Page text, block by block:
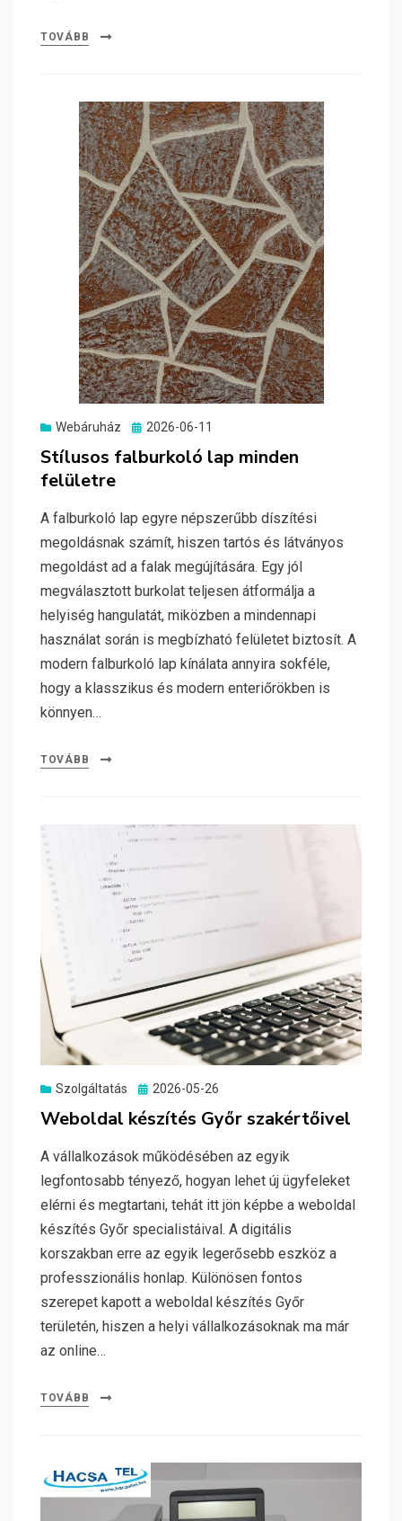
TOVÁBB
Webáruház
Posted
2026-06-11
Stílusos falburkoló lap minden
felületre
A falburkoló lap egyre népszerűbb díszítési
megoldásnak számít, hiszen tartós és látványos
megoldást ad a falak megújítására. Egy jól
megválasztott burkolat teljesen átformálja a
helyiség hangulatát, miközben a mindennapi
használat során is megbízható felületet biztosít. A
modern falburkoló lap kínálata annyira sokféle,
hogy a klasszikus és modern enteriőrökben is
könnyen…
TOVÁBB
Szolgáltatás
Posted
on
2026-05-26
Weboldal készítés Győr szakértőivel
A vállalkozások működésében az egyik
legfontosabb tényező, hogyan lehet új ügyfeleket
elérni és megtartani, tehát itt jön képbe a weboldal
készítés Győr specialistáival. A digitális
korszakban erre az egyik legerősebb eszköz a
professzionális honlap. Különösen fontos
szerepet kapott a weboldal készítés Győr
területén, hiszen a helyi vállalkozásoknak ma már
az online…
TOVÁBB